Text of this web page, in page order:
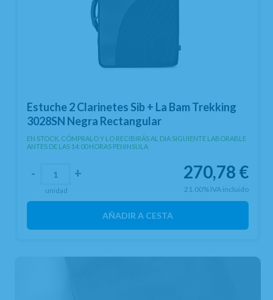
Estuche 2 Clarinetes Sib + La Bam Trekking
3028SN Negra Rectangular
EN STOCK. CÓMPRALO Y LO RECIBIRÁS AL DIA SIGUIENTE LABORABLE
ANTES DE LAS 14:00 HORAS PENINSULA
270,78 €
21.00% IVA incluido
- +
unidad
AÑADIR A CESTA